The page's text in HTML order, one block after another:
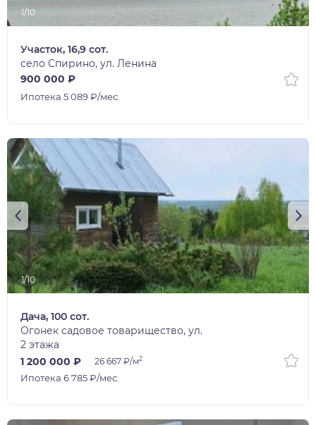
1/10
Участок, 16,9 сот.
село Спирино, ул. Ленина
900 000 ₽
Ипотека 5 089 ₽/мес.
1/10
Дача, 100 сот.
Огонек садовое товарищество, ул.
2 этажа
1 200 000 ₽
26 667 ₽/м2
Ипотека 6 785 ₽/мес.